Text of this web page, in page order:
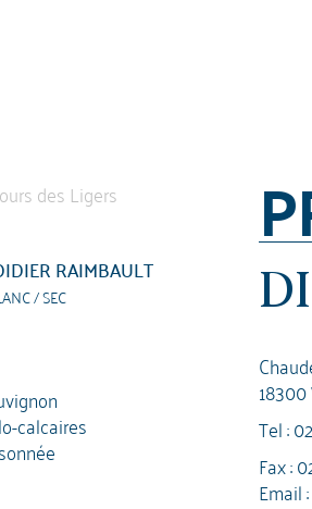
RAIMBAULT
/ SEC
calcaires
Tel :
Fax :
Email :